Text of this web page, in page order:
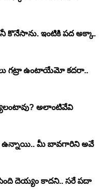
కొనేసాను. ఇంటికి పద అక్కా.
గట్రా ఉంటాయేమో కదరా..
అలాంటివేవి
ఉన్నాయి.. మీ బావగారిని అవే
దెయ్యం కాదని.. సరే పదా